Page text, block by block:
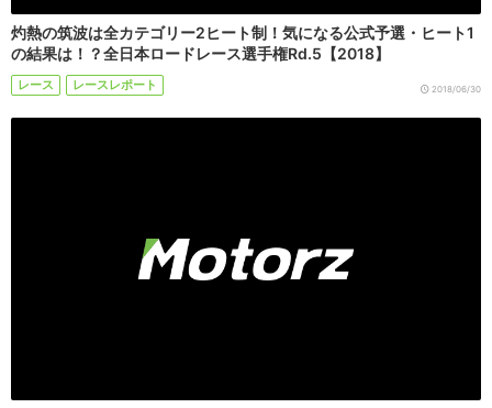
灼熱の筑波は全カテゴリー2ヒート制！気になる公式予選・ヒート1
の結果は！？全日本ロードレース選手権Rd.5【2018】
レース レースレポート 2018/06/30